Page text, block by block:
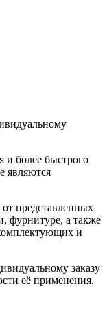
и более быстрого
являются
представленных
фурнитуре, а также
и
заказу
её применения.